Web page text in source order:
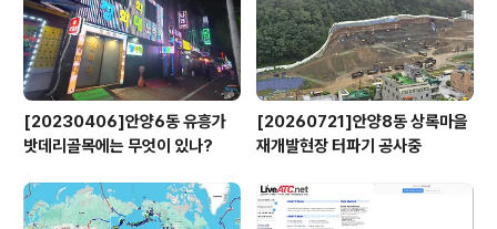
[20230406]안양6동 유흥가
밧데리골목에는 무엇이 있나?
[20260721]안양8동 상록마을
재개발현장 터파기 공사중